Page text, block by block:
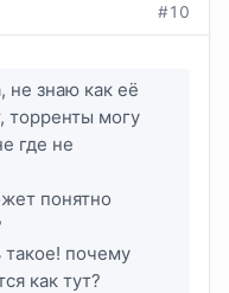
#10
не знаю как её
торренты могу
где не
понятно
почему
как тут?